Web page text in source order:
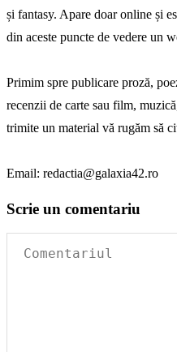
și fantasy. Apare doar online și
din aceste puncte de vedere un
Primim spre publicare proză,
recenzii de carte sau film,
trimite un material vă rugăm să
Email: redactia@galaxia42.ro
Scrie un comentariu